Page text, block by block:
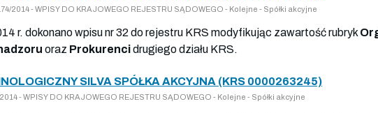
2014 - WPISY DO KRAJOWEGO REJESTRU SĄDOWEGO - Kolejne - Spółki akcyjne
r. dokonano wpisu nr 32 do rejestru KRS modyfikując zawartość rubryk
oraz Prokurencidrugiego działu KRS.
SILVA SPÓŁKA AKCYJNA (KRS 0000263245)
- WPISY DO KRAJOWEGO REJESTRU SĄDOWEGO - Kolejne - Spółki akcyjne